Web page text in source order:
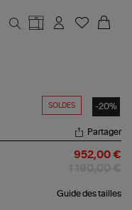
SOLDES -20%
Partager
952,00 €
Guide des tailles